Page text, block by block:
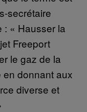
secrétaire
: « Hausser la
Freeport
le gaz de la
donnant aux
diverse et